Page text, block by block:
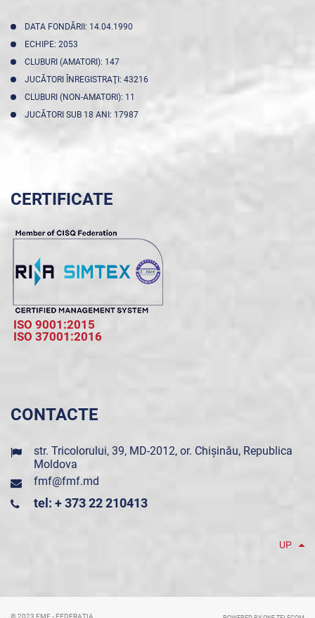
DATA FONDĂRII: 14.04.1990
ECHIPE: 2053
CLUBURI (AMATORI): 147
JUCĂTORI ÎNREGISTRAŢI: 43216
CLUBURI (NON-AMATORI): 11
JUCĂTORI SUB 18 ANI: 17987
CERTIFICATE
ISO 9001:2015
ISO 37001:2016
CONTACTE
str. Tricolorului, 39, MD-2012, or. Chișinău, Republica
Moldova
fmf@fmf.md
tel: + 373 22 210413
UP